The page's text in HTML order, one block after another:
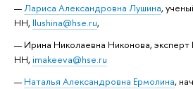
Лариса Александровна Лушина,
НН, llushina@hse.ru,
Ирина Николаевна Никонова,
НН,imakeeva@hse.ru
Наталья Александровна Ермолина,